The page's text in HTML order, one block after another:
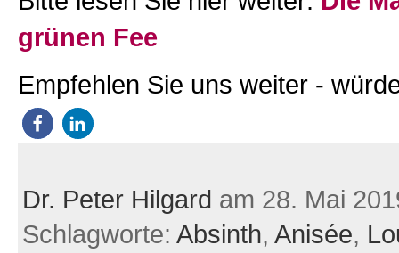
grünen Fee
Empfehlen Sie uns weiter -
Dr. Peter Hilgard am 28. Mai
Schlagworte: Absinth, Anisée,